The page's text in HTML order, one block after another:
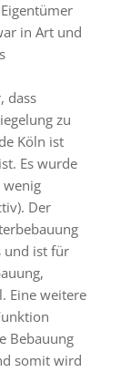
in Art und
dass
zu
Köln ist
Es wurde
wenig
Der
und ist für
Eine weitere
Bebauung
somit wird